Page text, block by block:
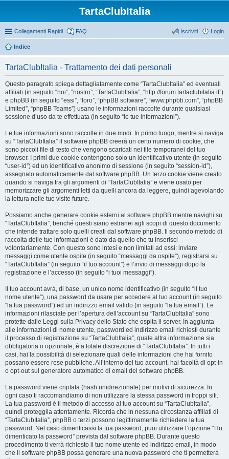
TartaClubItalia
Collegamenti Rapidi FAQ Login
Iscriviti
Indice
TartaClubItalia - Trattamento dei dati personali
Questo paragrafo spiega dettagliatamente come “TartaClubItalia” ed eventuali
affiliati (in seguito “noi”, “nostro”, “TartaClubItalia”, “http://forum.tartaclubitalia.it”)
e phpBB (in seguito “essi”, “loro”, “phpBB software”, “www.phpbb.com”, “phpBB
Limited”, “phpBB Teams”) usano le informazioni raccolte durante qualsiasi
sessione d’uso da te effettuata (in seguito “le tue informazioni”).
Le tue informazioni sono raccolte in due modi. In primo luogo, mentre si naviga
su “TartaClubItalia” il software phpBB creerà un certo numero di cookie, che
sono piccoli file di testo che vengono scaricati nei file temporanei del tuo
browser. I primi due cookie contengono solo un identificativo utente (in seguito
“user-id”) ed un identificativo anonimo di sessione (in seguito “session-id”),
assegnato automaticamente dal software phpBB. Un terzo cookie viene creato
quando si naviga tra gli argomenti di “TartaClubItalia” e viene usato per
memorizzare gli argomenti letti da quelli ancora da leggere, quindi agevolando
la lettura nelle tue visite future.
Possiamo anche generare cookie esterni al software phpBB mentre navighi su
“TartaClubItalia”, benché questi siano estranei agli scopi di questo documento
che intende trattare solo quelli creati dal software phpBB. Il secondo metodo di
raccolta delle tue informazioni è dato da quello che tu inserisci
volontariamente. Con questo sono intesi e non limitati ad essi: inviare
messaggi come utente ospite (in seguito “messaggi da ospite”), registrarsi su
“TartaClubItalia” (in seguito “il tuo account”) e l’invio di messaggi dopo la
registrazione e l’accesso (in seguito “i tuoi messaggi”).
Il tuo account avrà, di base, un unico nome identificativo (in seguito “il tuo
nome utente”), una password da usare per accedere al tuo account (in seguito
“la tua password”) ed un indirizzo email valido (in seguito “la tua email”). Le
informazioni rilasciate per l’apertura dell’account su “TartaClubItalia” sono
protette dalle Leggi sulla Privacy dello Stato che ospita il server. In aggiunta
alle informazioni di nome utente, password ed indirizzo email richiesti durante
il processo di registrazione su “TartaClubItalia”, quale altra informazione sia
obbligatoria o opzionale, è a totale discrezione di “TartaClubItalia”. In tutti i
casi, hai la possibilità di selezionare quali delle informazioni che hai fornito
possano essere rese pubbliche. All’interno del tuo account, hai facoltà di opt-in
o opt-out sul generatore automatico di email del software phpBB.
La password viene criptata (hash unidirezionale) per motivi di sicurezza. In
ogni caso ti raccomandiamo di non utilizzare la stessa password in troppi siti.
La tua password è il metodo di accesso al tuo account su “TartaClubItalia”,
quindi proteggila attentamente. Ricorda che in nessuna circostanza affiliati di
“TartaClubItalia”, phpBB o terzi possono legittimamente richiedere la tua
password. Nel caso dimenticassi la tua password, puoi utilizzare l’opzione “Ho
dimenticato la password” prevista dal software phpBB. Durante questo
procedimento ti verrà richiesto il tuo nome utente ed indirizzo email, in modo
che il software phpBB possa generare una nuova password che ti permetterà